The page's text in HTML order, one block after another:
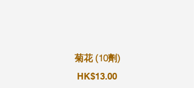
菊花 (10劑)
HK$13.00